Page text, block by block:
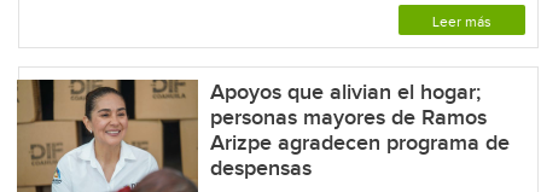
Leer más
Apoyos que alivian el hogar;
personas mayores de Ramos
Arizpe agradecen programa de
despensas